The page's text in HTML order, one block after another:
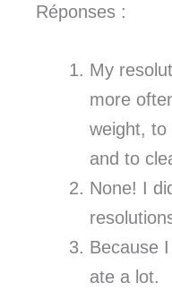
Réponses :
My
more
weight, to
and to
None! I
Because
ate a lot.